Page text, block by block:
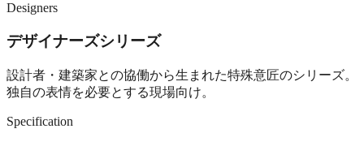
Designers
デザイナーズシリーズ
設計者・建築家との協働から生まれた特殊意匠のシリーズ。
独自の表情を必要とする現場向け。
Specification